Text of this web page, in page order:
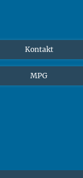
Kontakt
MPG